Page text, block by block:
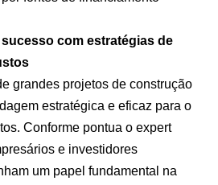
com estratégias de
grandes projetos de construção
estratégica e eficaz para o
Conforme pontua o expert
e investidores
um papel fundamental na